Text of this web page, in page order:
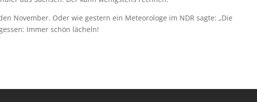
November. Oder wie gestern ein Meteorologe im NDR sagte: „Die
Immer schön lächeln!